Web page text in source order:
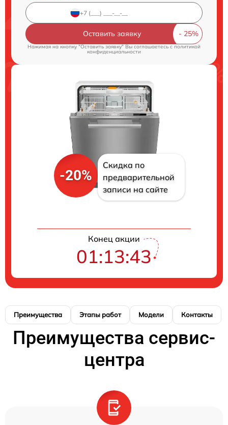
Оставить заявку
Нажимая на кнопку "Оставить заявку" Вы соглашаетесь cполитикой
конфиденциальности
-20%
Скидка по
предварительной
записи на сайте
Конец акции
01:13:42
Преимущества Этапы работ Модели Контакты
Преимущества сервис-
центра